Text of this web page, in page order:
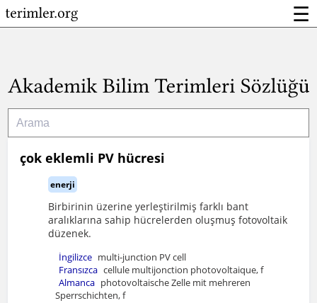
☰
çok eklemli PV hücresi
enerji
Birbirinin üzerine yerleştirilmiş farklı bant
aralıklarına sahip hücrelerden oluşmuş fotovoltaik
düzenek.
İngilizce multi-junction PV cell
Fransızca cellule multijonction photovoltaique, f
Almanca photovoltaische Zelle mit mehreren
Sperrschichten, f